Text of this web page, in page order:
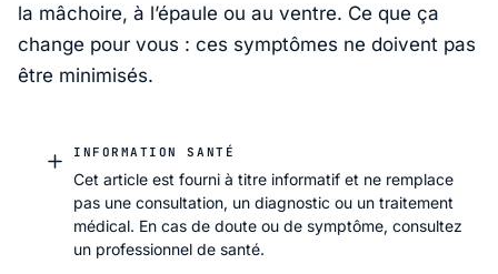
la mâchoire, à l’épaule ou au ventre. Ce que ça
change pour vous : ces symptômes ne doivent pas
être minimisés.
INFORMATION SANTÉ
Cet article est fourni à titre informatif et ne remplace
pas une consultation, un diagnostic ou un traitement
médical. En cas de doute ou de symptôme, consultez
un professionnel de santé.